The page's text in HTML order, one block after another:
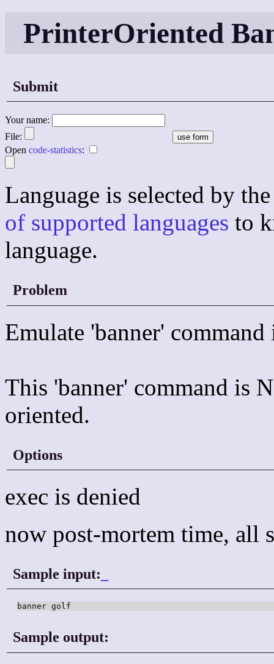
PrinterOriented
Submit
Your name:
File:
Open code-statistics:
Language is selected by
of supported languages to
language.
Problem
Emulate 'banner'
This 'banner' command is
oriented.
Options
exec is denied
now post-mortem time, all
Sample input:
banner golf
Sample output: